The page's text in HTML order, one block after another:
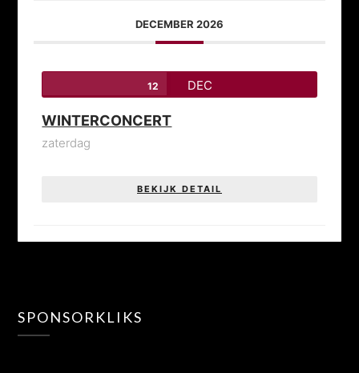
DECEMBER 2026
12 DEC
WINTERCONCERT
zaterdag
BEKIJK DETAIL
SPONSORKLIKS